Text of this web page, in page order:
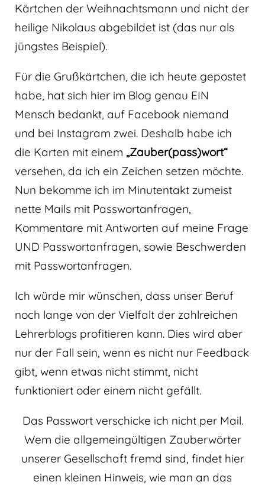
Kärtchen der Weihnachtsmann und nicht der
heilige Nikolaus abgebildet ist (das nur als
jüngstes Beispiel).
Für die Grußkärtchen, die ich heute gepostet
habe, hat sich hier im Blog genau EIN
Mensch bedankt, auf Facebook niemand
und bei Instagram zwei. Deshalb habe ich
die Karten mit einem „Zauber(pass)wort“
versehen, da ich ein Zeichen setzen möchte.
Nun bekomme ich im Minutentakt zumeist
nette Mails mit Passwortanfragen,
Kommentare mit Antworten auf meine Frage
UND Passwortanfragen, sowie Beschwerden
mit Passwortanfragen.
Ich würde mir wünschen, dass unser Beruf
noch lange von der Vielfalt der zahlreichen
Lehrerblogs profitieren kann. Dies wird aber
nur der Fall sein, wenn es nicht nur Feedback
gibt, wenn etwas nicht stimmt, nicht
funktioniert oder einem nicht gefällt.
Das Passwort verschicke ich nicht per Mail.
Wem die allgemeingültigen Zauberwörter
unserer Gesellschaft fremd sind, findet hier
einen kleinen Hinweis, wie man an das